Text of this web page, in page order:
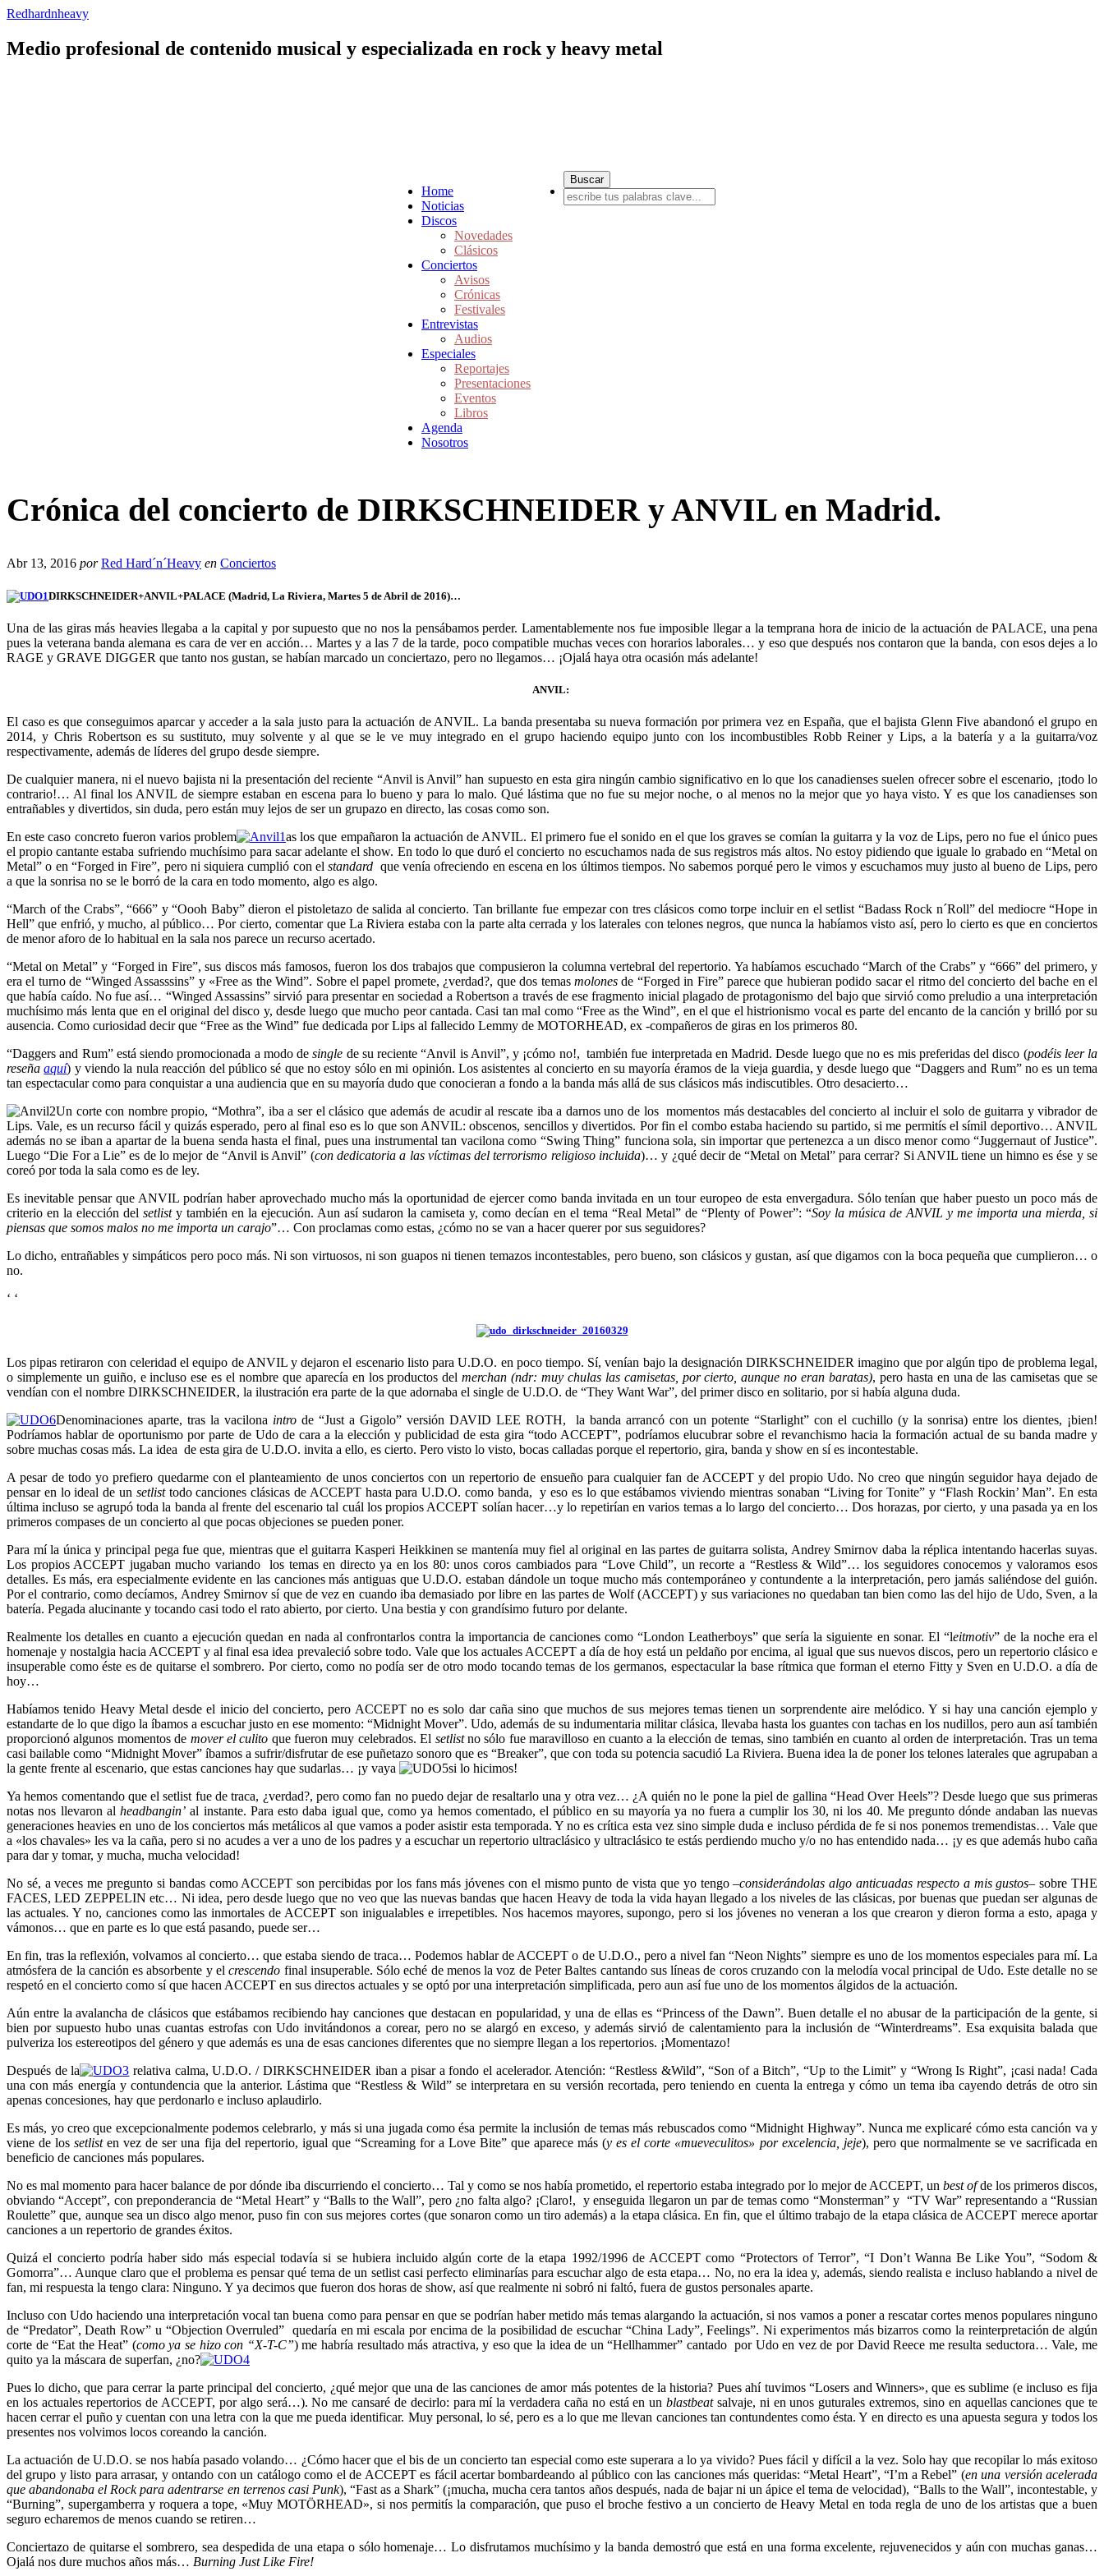
Redhardnheavy
Medio profesional de contenido musical y especializada en rock y heavy metal
Home
Noticias
Discos
Novedades
Clásicos
Conciertos
Avisos
Crónicas
Festivales
Entrevistas
Audios
Especiales
Reportajes
Presentaciones
Eventos
Libros
Agenda
Nosotros
Crónica del concierto de DIRKSCHNEIDER y ANVIL en Madrid.
Abr 13, 2016 por Red Hard´n´Heavy en Conciertos
DIRKSCHNEIDER+ANVIL+PALACE (Madrid, La Riviera, Martes 5 de Abril de 2016)…
Una de las giras más heavies llegaba a la capital y por supuesto que no nos la pensábamos perder. Lamentablemente nos fue imposible llegar a la temprana hora de inicio de la actuación de PALACE, una pena
pues la veterana banda alemana es cara de ver en acción… Martes y a las 7 de la tarde, poco compatible muchas veces con horarios laborales… y eso que después nos contaron que la banda, con esos dejes a lo
RAGE y GRAVE DIGGER que tanto nos gustan, se habían marcado un conciertazo, pero no llegamos… ¡Ojalá haya otra ocasión más adelante!
ANVIL:
El caso es que conseguimos aparcar y acceder a la sala justo para la actuación de ANVIL. La banda presentaba su nueva formación por primera vez en España, que el bajista Glenn Five abandonó el grupo en
2014, y Chris Robertson es su sustituto, muy solvente y al que se le ve muy integrado en el grupo haciendo equipo junto con los incombustibles Robb Reiner y Lips, a la batería y a la guitarra/voz
respectivamente, además de líderes del grupo desde siempre.
De cualquier manera, ni el nuevo bajista ni la presentación del reciente “Anvil is Anvil” han supuesto en esta gira ningún cambio significativo en lo que los canadienses suelen ofrecer sobre el escenario, ¡todo lo
contrario!… Al final los ANVIL de siempre estaban en escena para lo bueno y para lo malo. Qué lástima que no fue su mejor noche, o al menos no la mejor que yo haya visto. Y es que los canadienses son
entrañables y divertidos, sin duda, pero están muy lejos de ser un grupazo en directo, las cosas como son.
En este caso concreto fueron varios problem
as los que empañaron la actuación de ANVIL. El primero fue el sonido en el que los graves se comían la guitarra y la voz de Lips, pero no fue el único pues
el propio cantante estaba sufriendo muchísimo para sacar adelante el show. En todo lo que duró el concierto no escuchamos nada de sus registros más altos. No estoy pidiendo que iguale lo grabado en “Metal on
Metal” o en “Forged in Fire”, pero ni siquiera cumplió con elstandard que venía ofreciendo en escena en los últimos tiempos. No sabemos porqué pero le vimos y escuchamos muy justo al bueno de Lips, pero
a que la sonrisa no se le borró de la cara en todo momento, algo es algo.
“March of the Crabs”, “666” y “Oooh Baby” dieron el pistoletazo de salida al concierto. Tan brillante fue empezar con tres clásicos como torpe incluir en el setlist “Badass Rock n´Roll” del mediocre “Hope in
Hell” que enfrió, y mucho, al público… Por cierto, comentar que La Riviera estaba con la parte alta cerrada y los laterales con telones negros, que nunca la habíamos visto así, pero lo cierto es que en conciertos
de menor aforo de lo habitual en la sala nos parece un recurso acertado.
“Metal on Metal” y “Forged in Fire”, sus discos más famosos, fueron los dos trabajos que compusieron la columna vertebral del repertorio. Ya habíamos escuchado “March of the Crabs” y “666” del primero, y
era el turno de “Winged Assasssins” y «Free as the Wind”. Sobre el papel promete, ¿verdad?, que dos temas molonesde “Forged in Fire” parece que hubieran podido sacar el ritmo del concierto del bache en el
que había caído. No fue así… “Winged Assassins” sirvió para presentar en sociedad a Robertson a través de ese fragmento inicial plagado de protagonismo del bajo que sirvió como preludio a una interpretación
muchísimo más lenta que en el original del disco y, desde luego que mucho peor cantada. Casi tan mal como “Free as the Wind”, en el que el histrionismo vocal es parte del encanto de la canción y brilló por su
ausencia. Como curiosidad decir que “Free as the Wind” fue dedicada por Lips al fallecido Lemmy de MOTORHEAD, ex -compañeros de giras en los primeros 80.
“Daggers and Rum” está siendo promocionada a modo desingle de su reciente “Anvil is Anvil”, y ¡cómo no!, también fue interpretada en Madrid. Desde luego que no es mis preferidas del disco (podéis leer la
reseñaaquí) y viendo la nula reacción del público sé que no estoy sólo en mi opinión. Los asistentes al concierto en su mayoría éramos de la vieja guardia, y desde luego que “Daggers and Rum” no es un tema
tan espectacular como para conquistar a una audiencia que en su mayoría dudo que conocieran a fondo a la banda más allá de sus clásicos más indiscutibles. Otro desacierto…
Un corte con nombre propio, “Mothra”, iba a ser el clásico que además de acudir al rescate iba a darnos uno de los momentos más destacables del concierto al incluir el solo de guitarra y vibrador de
Lips. Vale, es un recurso fácil y quizás esperado, pero al final eso es lo que son ANVIL: obscenos, sencillos y divertidos. Por fin el combo estaba haciendo su partido, si me permitís el símil deportivo… ANVIL
además no se iban a apartar de la buena senda hasta el final, pues una instrumental tan vacilona como “Swing Thing” funciona sola, sin importar que pertenezca a un disco menor como “Juggernaut of Justice”.
Luego “Die For a Lie” es de lo mejor de “Anvil is Anvil” (con dedicatoria a las víctimas del terrorismo religioso incluida)… y ¿qué decir de “Metal on Metal” para cerrar? Si ANVIL tiene un himno es ése y se
coreó por toda la sala como es de ley.
Es inevitable pensar que ANVIL podrían haber aprovechado mucho más la oportunidad de ejercer como banda invitada en un tour europeo de esta envergadura. Sólo tenían que haber puesto un poco más de
criterio en la elección delsetlisty también en la ejecución. Aun así sudaron la camiseta y, como decían en el tema “Real Metal” de “Plenty of Power”: “Soy la música de ANVIL y me importa una mierda, si
piensas que somos malos no me importa un carajo”… Con proclamas como estas, ¿cómo no se van a hacer querer por sus seguidores?
Lo dicho, entrañables y simpáticos pero poco más. Ni son virtuosos, ni son guapos ni tienen temazos incontestables, pero bueno, son clásicos y gustan, así que digamos con la boca pequeña que cumplieron… o
no.
‘ ‘
Los pipas retiraron con celeridad el equipo de ANVIL y dejaron el escenario listo para U.D.O. en poco tiempo. Sí, venían bajo la designación DIRKSCHNEIDER imagino que por algún tipo de problema legal,
o simplemente un guiño, e incluso ese es el nombre que aparecía en los productos delmerchan (ndr: muy chulas las camisetas, por cierto, aunque no eran baratas), pero hasta en una de las camisetas que se
vendían con el nombre DIRKSCHNEIDER, la ilustración era parte de la que adornaba el single de U.D.O. de “They Want War”, del primer disco en solitario, por si había alguna duda.
Denominaciones aparte, tras la vacilona intro de “Just a Gigolo” versión DAVID LEE ROTH, la banda arrancó con un potente “Starlight” con el cuchillo (y la sonrisa) entre los dientes, ¡bien!
Podríamos hablar de oportunismo por parte de Udo de cara a la elección y publicidad de esta gira “todo ACCEPT”, podríamos elucubrar sobre el revanchismo hacia la formación actual de su banda madre y
sobre muchas cosas más. La idea de esta gira de U.D.O. invita a ello, es cierto. Pero visto lo visto, bocas calladas porque el repertorio, gira, banda y show en sí es incontestable.
A pesar de todo yo prefiero quedarme con el planteamiento de unos conciertos con un repertorio de ensueño para cualquier fan de ACCEPT y del propio Udo. No creo que ningún seguidor haya dejado de
pensar en lo ideal de un setlisttodo canciones clásicas de ACCEPT hasta para U.D.O. como banda, y eso es lo que estábamos viviendo mientras sonaban “Living for Tonite” y “Flash Rockin’ Man”. En esta
última incluso se agrupó toda la banda al frente del escenario tal cuál los propios ACCEPT solían hacer…y lo repetirían en varios temas a lo largo del concierto… Dos horazas, por cierto, y una pasada ya en los
primeros compases de un concierto al que pocas objeciones se pueden poner.
Para mí la única y principal pega fue que, mientras que el guitarra Kasperi Heikkinen se mantenía muy fiel al original en las partes de guitarra solista, Andrey Smirnov daba la réplica intentando hacerlas suyas.
Los propios ACCEPT jugaban mucho variando los temas en directo ya en los 80: unos coros cambiados para “Love Child”, un recorte a “Restless & Wild”… los seguidores conocemos y valoramos esos
detalles. Es más, era especialmente evidente en las canciones más antiguas que U.D.O. estaban dándole un toque mucho más contemporáneo y contundente a la interpretación, pero jamás saliéndose del guión.
Por el contrario, como decíamos, Andrey Smirnov sí que de vez en cuando iba demasiado por libre en las partes de Wolf (ACCEPT) y sus variaciones no quedaban tan bien como las del hijo de Udo, Sven, a la
batería. Pegada alucinante y tocando casi todo el rato abierto, por cierto. Una bestia y con grandísimo futuro por delante.
Realmente los detalles en cuanto a ejecución quedan en nada al confrontarlos contra la importancia de canciones como “London Leatherboys” que sería la siguiente en sonar. El “leitmotiv” de la noche era el
homenaje y nostalgia hacia ACCEPT y al final esa idea prevaleció sobre todo. Vale que los actuales ACCEPT a día de hoy está un peldaño por encima, al igual que sus nuevos discos, pero un repertorio clásico e
insuperable como éste es de quitarse el sombrero. Por cierto, como no podía ser de otro modo tocando temas de los germanos, espectacular la base rítmica que forman el eterno Fitty y Sven en U.D.O. a día de
hoy…
Habíamos tenido Heavy Metal desde el inicio del concierto, pero ACCEPT no es solo dar caña sino que muchos de sus mejores temas tienen un sorprendente aire melódico. Y si hay una canción ejemplo y
estandarte de lo que digo la íbamos a escuchar justo en ese momento: “Midnight Mover”. Udo, además de su indumentaria militar clásica, llevaba hasta los guantes con tachas en los nudillos, pero aun así también
proporcionó algunos momentos de mover el culito que fueron muy celebrados. El setlistno sólo fue maravilloso en cuanto a la elección de temas, sino también en cuanto al orden de interpretación. Tras un tema
casi bailable como “Midnight Mover” íbamos a sufrir/disfrutar de ese puñetazo sonoro que es “Breaker”, que con toda su potencia sacudió La Riviera. Buena idea la de poner los telones laterales que agrupaban a
la gente frente al escenario, que estas canciones hay que sudarlas… ¡y vaya
si lo hicimos!
Ya hemos comentando que el setlist fue de traca, ¿verdad?, pero como fan no puedo dejar de resaltarlo una y otra vez… ¿A quién no le pone la piel de gallina “Head Over Heels”? Desde luego que sus primeras
notas nos llevaron al headbangin’ al instante. Para esto daba igual que, como ya hemos comentado, el público en su mayoría ya no fuera a cumplir los 30, ni los 40. Me pregunto dónde andaban las nuevas
generaciones heavies en uno de los conciertos más metálicos al que vamos a poder asistir esta temporada. Y no es crítica esta vez sino simple duda e incluso pérdida de fe si nos ponemos tremendistas… Vale que
a «los chavales» les va la caña, pero si no acudes a ver a uno de los padres y a escuchar un repertorio ultraclásico y ultraclásico te estás perdiendo mucho y/o no has entendido nada… ¡y es que además hubo caña
para dar y tomar, y mucha, mucha velocidad!
No sé, a veces me pregunto si bandas como ACCEPT son percibidas por los fans más jóvenes con el mismo punto de vista que yo tengo –considerándolas algo anticuadas respecto a mis gustos– sobre THE
FACES, LED ZEPPELIN etc… Ni idea, pero desde luego que no veo que las nuevas bandas que hacen Heavy de toda la vida hayan llegado a los niveles de las clásicas, por buenas que puedan ser algunas de
las actuales. Y no, canciones como las inmortales de ACCEPT son inigualables e irrepetibles. Nos hacemos mayores, supongo, pero si los jóvenes no veneran a los que crearon y dieron forma a esto, apaga y
vámonos… que en parte es lo que está pasando, puede ser…
En fin, tras la reflexión, volvamos al concierto… que estaba siendo de traca… Podemos hablar de ACCEPT o de U.D.O., pero a nivel fan “Neon Nights” siempre es uno de los momentos especiales para mí. La
atmósfera de la canción es absorbente y elcrescendo final insuperable. Sólo eché de menos la voz de Peter Baltes cantando sus líneas de coros cruzando con la melodía vocal principal de Udo. Este detalle no se
respetó en el concierto como sí que hacen ACCEPT en sus directos actuales y se optó por una interpretación simplificada, pero aun así fue uno de los momentos álgidos de la actuación.
Aún entre la avalancha de clásicos que estábamos recibiendo hay canciones que destacan en popularidad, y una de ellas es “Princess of the Dawn”. Buen detalle el no abusar de la participación de la gente, si
bien por supuesto hubo unas cuantas estrofas con Udo invitándonos a corear, pero no se alargó en exceso, y además sirvió de calentamiento para la inclusión de “Winterdreams”. Esa exquisita balada que
pulveriza los estereotipos del género y que además es una de esas canciones diferentes que no siempre llegan a los repertorios. ¡Momentazo!
Después de la
relativa calma, U.D.O. / DIRKSCHNEIDER iban a pisar a fondo el acelerador. Atención: “Restless &Wild”, “Son of a Bitch”, “Up to the Limit” y “Wrong Is Right”, ¡casi nada! Cada
una con más energía y contundencia que la anterior. Lástima que “Restless & Wild” se interpretara en su versión recortada, pero teniendo en cuenta la entrega y cómo un tema iba cayendo detrás de otro sin
apenas concesiones, hay que perdonarlo e incluso aplaudirlo.
Es más, yo creo que excepcionalmente podemos celebrarlo, y más si una jugada como ésa permite la inclusión de temas más rebuscados como “Midnight Highway”. Nunca me explicaré cómo esta canción va y
viene de lossetlisten vez de ser una fija del repertorio, igual que “Screaming for a Love Bite” que aparece más (y es el corte «mueveculitos» por excelencia, jeje), pero que normalmente se ve sacrificada en
beneficio de canciones más populares.
No es mal momento para hacer balance de por dónde iba discurriendo el concierto… Tal y como se nos había prometido, el repertorio estaba integrado por lo mejor de ACCEPT, un best ofde los primeros discos,
obviando “Accept”, con preponderancia de “Metal Heart” y “Balls to the Wall”, pero ¿no falta algo? ¡Claro!, y enseguida llegaron un par de temas como “Monsterman” y “TV War” representando a “Russian
Roulette” que, aunque sea un disco algo menor, puso fin con sus mejores cortes (que sonaron como un tiro además) a la etapa clásica. En fin, que el último trabajo de la etapa clásica de ACCEPT merece aportar
canciones a un repertorio de grandes éxitos.
Quizá el concierto podría haber sido más especial todavía si se hubiera incluido algún corte de la etapa 1992/1996 de ACCEPT como “Protectors of Terror”, “I Don’t Wanna Be Like You”, “Sodom &
Gomorra”… Aunque claro que el problema es pensar qué tema de un setlist casi perfecto eliminarías para escuchar algo de esta etapa… No, no era la idea y, además, siendo realista e incluso hablando a nivel de
fan, mi respuesta la tengo clara: Ninguno. Y ya decimos que fueron dos horas de show, así que realmente ni sobró ni faltó, fuera de gustos personales aparte.
Incluso con Udo haciendo una interpretación vocal tan buena como para pensar en que se podrían haber metido más temas alargando la actuación, si nos vamos a poner a rescatar cortes menos populares ninguno
de “Predator”, Death Row” u “Objection Overruled” quedaría en mi escala por encima de la posibilidad de escuchar “China Lady”, Feelings”. Ni experimentos más bizarros como la reinterpretación de algún
corte de “Eat the Heat” (como ya se hizo con “X-T-C”) me habría resultado más atractiva, y eso que la idea de un “Hellhammer” cantado por Udo en vez de por David Reece me resulta seductora… Vale, me
quito ya la máscara de superfan, ¿no?
Pues lo dicho, que para cerrar la parte principal del concierto, ¿qué mejor que una de las canciones de amor más potentes de la historia? Pues ahí tuvimos “Losers and Winners», que es sublime (e incluso es fija
en los actuales repertorios de ACCEPT, por algo será…). No me cansaré de decirlo: para mí la verdadera caña no está en unblastbeatsalvaje, ni en unos guturales extremos, sino en aquellas canciones que te
hacen cerrar el puño y cuentan con una letra con la que me pueda identificar. Muy personal, lo sé, pero es a lo que me llevan canciones tan contundentes como ésta. Y en directo es una apuesta segura y todos los
presentes nos volvimos locos coreando la canción.
La actuación de U.D.O. se nos había pasado volando… ¿Cómo hacer que el bis de un concierto tan especial como este superara a lo ya vivido? Pues fácil y difícil a la vez. Solo hay que recopilar lo más exitoso
del grupo y listo para arrasar, y ontando con un catálogo como el de ACCEPT es fácil acertar bombardeando al público con las canciones más queridas: “Metal Heart”, “I’m a Rebel” (en una versión acelerada
que abandonaba el Rock para adentrarse en terrenos casi Punk), “Fast as a Shark” (¡mucha, mucha cera tantos años después, nada de bajar ni un ápice el tema de velocidad), “Balls to the Wall”, incontestable, y
“Burning”, supergamberra y roquera a tope, «Muy MOTÖRHEAD», si nos permitís la comparación, que puso el broche festivo a un concierto de Heavy Metal en toda regla de uno de los artistas que a buen
seguro echaremos de menos cuando se retiren…
Conciertazo de quitarse el sombrero, sea despedida de una etapa o sólo homenaje… Lo disfrutamos muchísimo y la banda demostró que está en una forma excelente, rejuvenecidos y aún con muchas ganas…
Ojalá nos dure muchos años más… Burning Just Like Fire!